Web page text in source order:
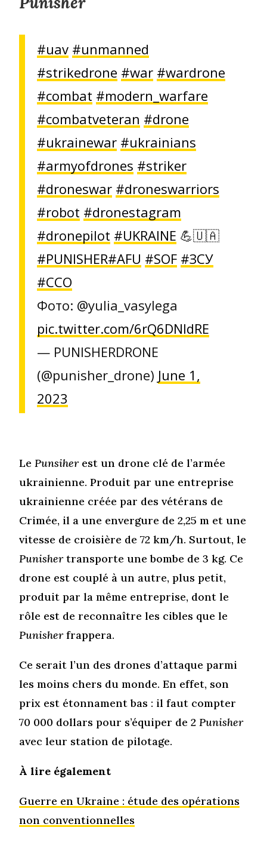
#uav #unmanned
#strikedrone #war #wardrone
#combat #modern_warfare
#combatveteran #drone
#ukrainewar #ukrainians
#armyofdrones #striker
#droneswar #droneswarriors
#robot #dronestagram
#dronepilot #UKRAINE 💪🇺🇦
#PUNISHER#AFU #SOF #ЗСУ
#ССО
Фото: @yulia_vasylega
pic.twitter.com/6rQ6DNIdRE
— PUNISHERDRONE
(@punisher_drone) June 1,
2023
Le Punsiherest un drone clé de l’armée
ukrainienne. Produit par une entreprise
ukrainienne créée par des vétérans de
Crimée, il a une envergure de 2,25 m et une
vitesse de croisière de 72 km/h. Surtout, le
Punishertransporte une bombe de 3 kg. Ce
drone est couplé à un autre, plus petit,
produit par la même entreprise, dont le
rôle est de reconnaître les cibles que le
Punisherfrappera.
Ce serait l’un des drones d’attaque parmi
les moins chers du monde. En effet, son
prix est étonnament bas : il faut compter
70 000 dollars pour s’équiper de 2 Punisher
avec leur station de pilotage.
À lire également
Guerre en Ukraine : étude des opérations
non conventionnelles